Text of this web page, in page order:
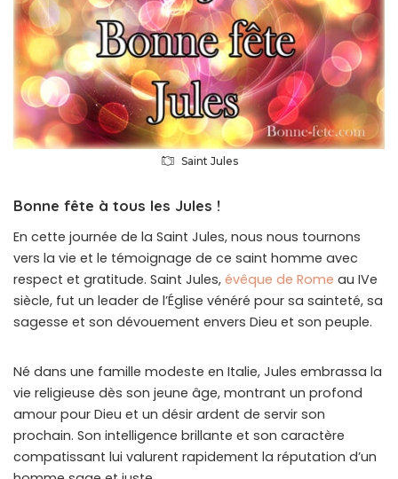
Saint Jules
Bonne fête à tous les Jules !
En cette journée de la Saint Jules, nous nous tournons
vers la vie et le témoignage de ce saint homme avec
respect et gratitude. Saint Jules, évêque de Rome au IVe
siècle, fut un leader de l’Église vénéré pour sa sainteté, sa
sagesse et son dévouement envers Dieu et son peuple.
Né dans une famille modeste en Italie, Jules embrassa la
vie religieuse dès son jeune âge, montrant un profond
amour pour Dieu et un désir ardent de servir son
prochain. Son intelligence brillante et son caractère
compatissant lui valurent rapidement la réputation d’un